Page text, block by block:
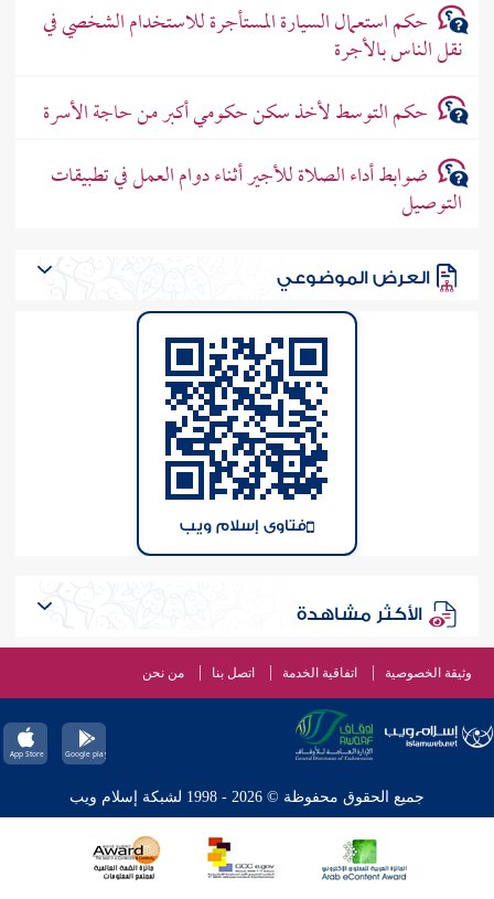
حكم استعمال السيارة المستأجرة للاستخدام الشخصي في
نقل الناس بالأجرة
حكم التوسط لأخذ سكن حكومي أكبر من حاجة الأسرة
ضوابط أداء الصلاة للأجير أثناء دوام العمل في تطبيقات
التوصيل
العرض الموضوعي
فتاوى إسلام ويب
الأكثر مشاهدة
وثيقة الخصوصية اتفاقية الخدمة اتصل بنا من نحن
جميع الحقوق محفوظة © 2026 - 1998 لشبكة إسلام ويب